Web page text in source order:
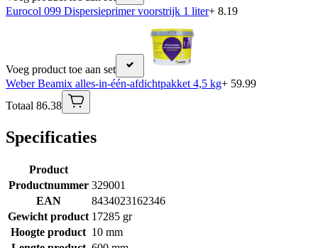
Eurocol 099 Dispersieprimer voorstrijk 1 liter+ 8.19
Voeg product toe aan set
Weber Beamix alles-in-één-afdichtpakket 4,5 kg+ 59.99
Totaal 86.38
Specificaties
Product
Productnummer 329001
EAN
8434023162346
Gewicht product 17285 gr
Hoogte product 10 mm